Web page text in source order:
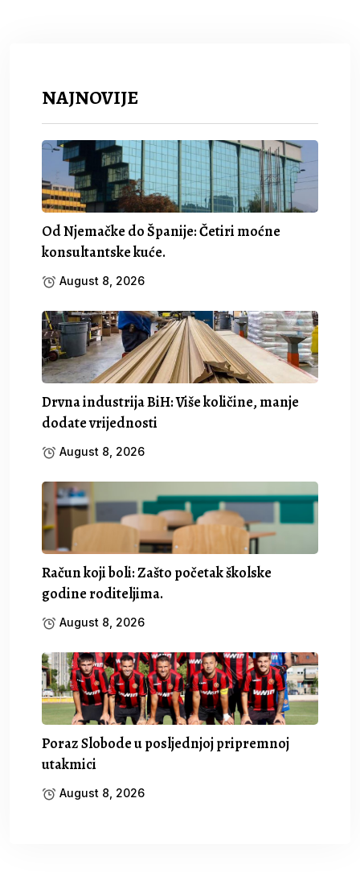
NAJNOVIJE
Od Njemačke do Španije: Četiri moćne
konsultantske kuće.
August 8, 2026
Drvna industrija BiH: Više količine, manje
dodate vrijednosti
August 8, 2026
Račun koji boli: Zašto početak školske
godine roditeljima.
August 8, 2026
Poraz Slobode u posljednjoj pripremnoj
utakmici
August 8, 2026